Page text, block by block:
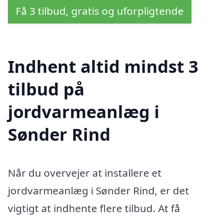
Få 3 tilbud, gratis og uforpligtende
Indhent altid mindst 3
tilbud på
jordvarmeanlæg i
Sønder Rind
Når du overvejer at installere et
jordvarmeanlæg i Sønder Rind, er det
vigtigt at indhente flere tilbud. At få